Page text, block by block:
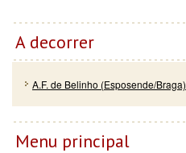
A decorrer
A.F. de Belinho (Esposende/Braga)
Menu principal